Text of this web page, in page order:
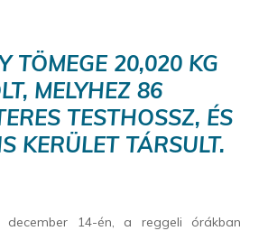
TÖMEGE 20,020 KG
MELYHEZ 86
TESTHOSSZ, ÉS
KERÜLET TÁRSULT.
14-én, a reggeli órákban